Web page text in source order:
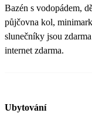
Bazén s vodopádem,
půjčovna kol,
slunečníky jsou
internet zdarma.
Ubytování